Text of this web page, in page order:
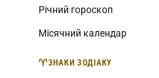
Річний гороскоп
Місячний календар
♈ЗНАКИ ЗОДІАКУ